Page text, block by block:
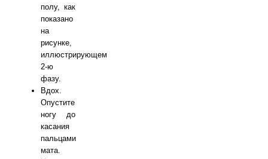
полу, как
показано
на
рисунке,
иллюстрирующем
2-ю
фазу.
Вдох.
Опустите
ногу до
касания
пальцами
мата.